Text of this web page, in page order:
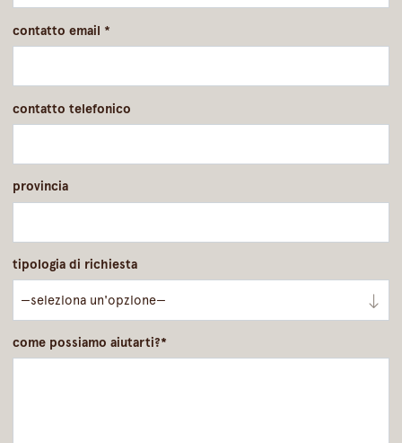
contatto email *
contatto telefonico
provincia
tipologia di richiesta
come possiamo aiutarti?*